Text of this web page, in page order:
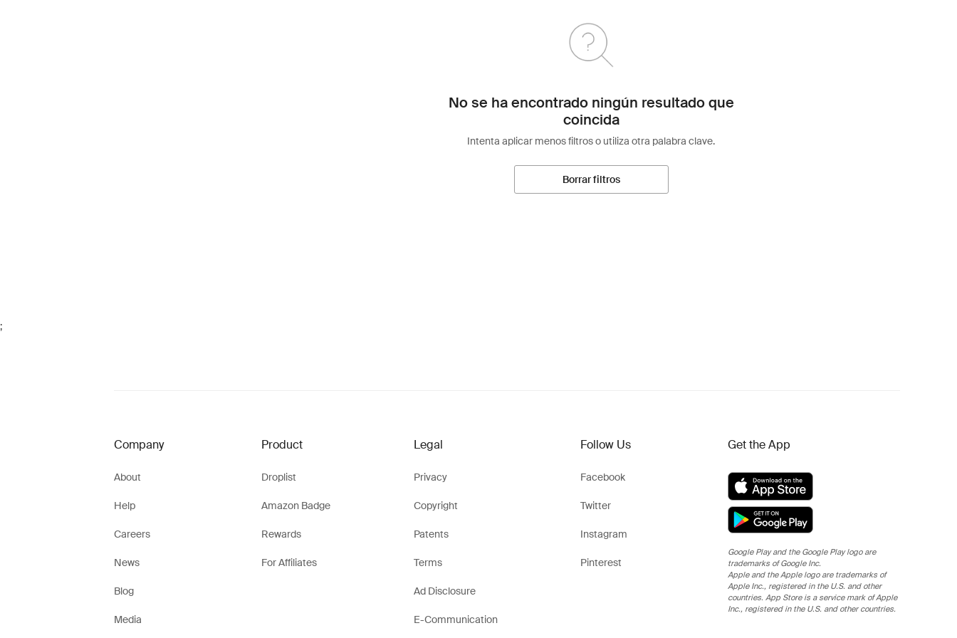
No se ha encontrado ningún resultado que
coincida
Intenta aplicar menos filtros o utiliza otra palabra clave.
Borrar filtros
;
Company
About
Help
Careers
News
Blog
Media
Product
Droplist
Amazon Badge
Rewards
For Affiliates
Legal
Privacy
Copyright
Patents
Terms
Ad Disclosure
E-Communication
Follow Us
Facebook
Twitter
Instagram
Pinterest
Get the App
Google Play and the Google Play logo are
trademarks of Google Inc.
Apple and the Apple logo are trademarks of
Apple Inc., registered in the U.S. and other
countries. App Store is a service mark of Apple
Inc., registered in the U.S. and other countries.